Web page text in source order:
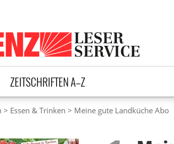
ZEITSCHRIFTEN A–Z
Essen & Trinken Meine gute Landküche Abo